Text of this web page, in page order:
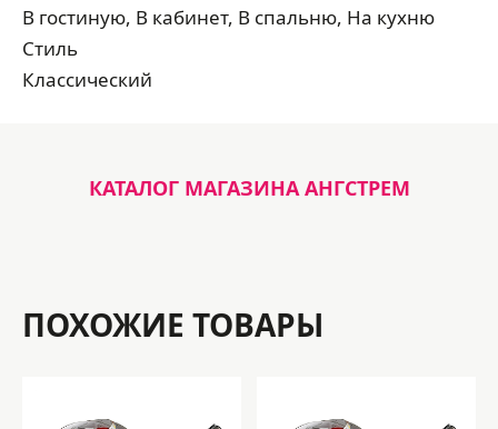
В гостиную, В кабинет, В спальню, На кухню
Стиль
Классический
КАТАЛОГ МАГАЗИНА АНГСТРЕМ
ПОХОЖИЕ ТОВАРЫ